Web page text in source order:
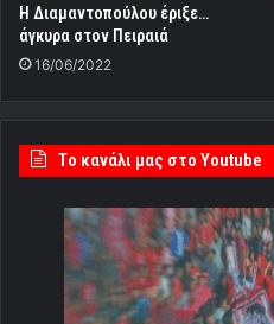
Η Διαμαντοπούλου έριξε…
άγκυρα στον Πειραιά
16/06/2022
Tο κανάλι μας στο Youtube